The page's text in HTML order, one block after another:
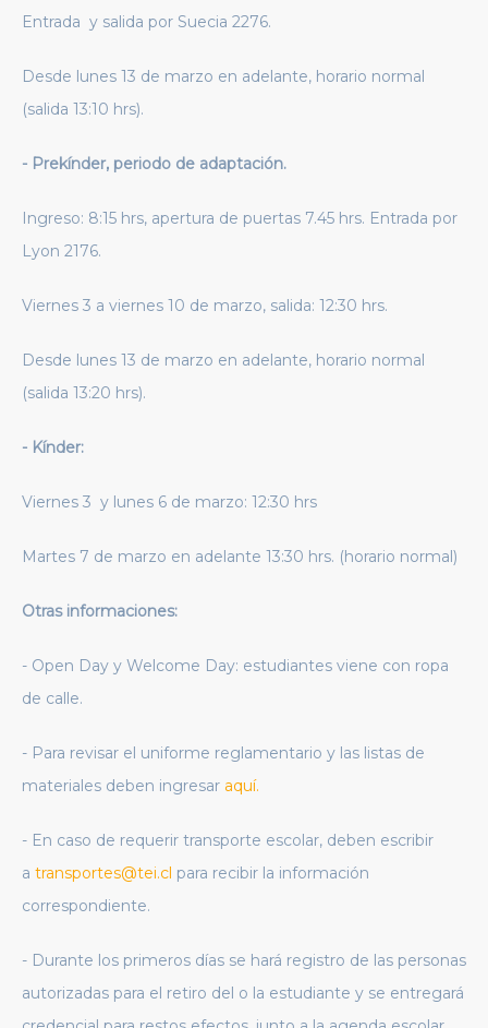
Entrada y salida por Suecia 2276.
Desde lunes 13 de marzo en adelante, horario normal
(salida 13:10 hrs).
- Prekínder, periodo de adaptación.
Ingreso: 8:15 hrs, apertura de puertas 7.45 hrs. Entrada por
Lyon 2176.
Viernes 3 a viernes 10 de marzo, salida: 12:30 hrs.
Desde lunes 13 de marzo en adelante, horario normal
(salida 13:20 hrs).
- Kínder:
Viernes 3 y lunes 6 de marzo: 12:30 hrs
Martes 7 de marzo en adelante 13:30 hrs. (horario normal)
Otras informaciones:
- Open Day y Welcome Day: estudiantes viene con ropa
de calle.
- Para revisar el uniforme reglamentario y las listas de
materiales deben ingresar aquí.
- En caso de requerir transporte escolar, deben escribir
a transportes@tei.cl para recibir la información
correspondiente.
- Durante los primeros días se hará registro de las personas
autorizadas para el retiro del o la estudiante y se entregará